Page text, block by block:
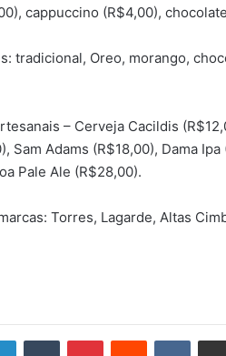
cappuccino (R$4,00),
tradicional, Oreo, morango,
– Cerveja Cacildis
Sam Adams (R$18,00), Dama
Pale Ale (R$28,00).
Torres, Lagarde, Altas